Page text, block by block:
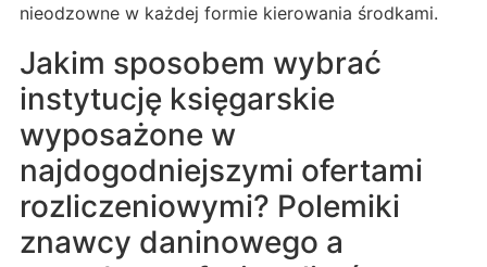
nieodzowne w każdej formie kierowania środkami.
Jakim sposobem wybrać
instytucję księgarskie
wyposażone w
najdogodniejszymi ofertami
rozliczeniowymi? Polemiki
znawcy daninowego a